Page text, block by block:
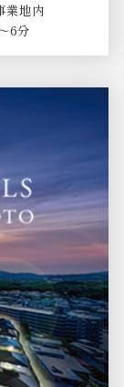
業地内
6分